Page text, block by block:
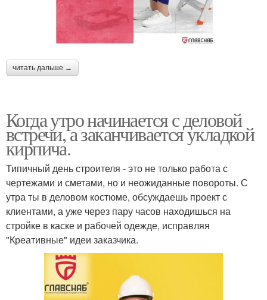
читать дальше →
Когда утро начинается с деловой
встречи, а заканчивается укладкой
кирпича.
Типичный день строителя - это не только работа с
чертежами и сметами, но и неожиданные повороты. С
утра ты в деловом костюме, обсуждаешь проект с
клиентами, а уже через пару часов находишься на
стройке в каске и рабочей одежде, исправляя
"Креативные" идеи заказчика.